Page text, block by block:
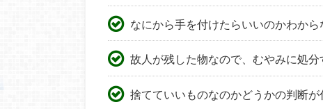
なにから手を付けたらいいのかわから
故人が残した物なので、むやみに処
捨てていいものなのかどうかの判断が